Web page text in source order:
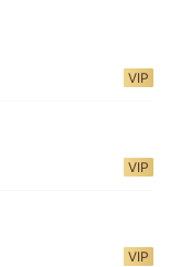
VIP
VIP
VIP